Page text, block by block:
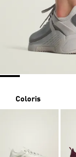
Coloris